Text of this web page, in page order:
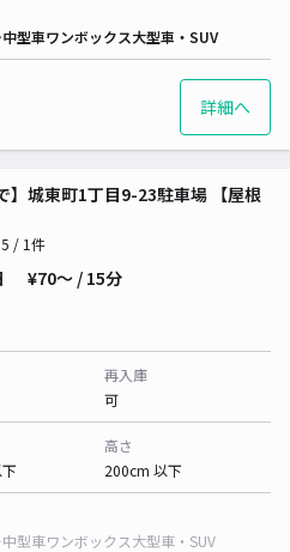
中型車ワンボックス大型車・SUV
詳細へ
】城東町1丁目9-23駐車場 【屋根
5 / 1件
¥70〜 / 15分
再入庫
可
高さ
200cm 以下
中型車ワンボックス大型車・SUV